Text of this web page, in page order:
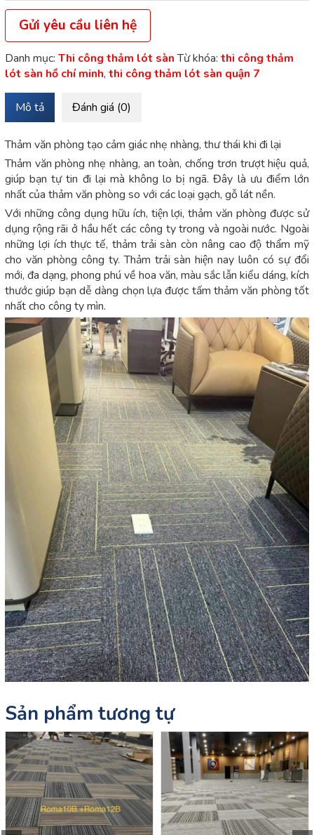
Gửi yêu cầu liên hệ
Danh mục: Thi công thảm lót sàn Từ khóa: thi công thảm
lót sàn hồ chí minh, thi công thảm lót sàn quận 7
Mô tả Đánh giá (0)
Thảm văn phòng tạo cảm giác nhẹ nhàng, thư thái khi đi lại
Thảm văn phòng nhẹ nhàng, an toàn, chống trơn trượt hiệu quả,
giúp bạn tự tin đi lại mà không lo bị ngã. Đây là ưu điểm lớn
nhất của thảm văn phòng so với các loại gạch, gỗ lát nền.
Với những công dụng hữu ích, tiện lợi, thảm văn phòng được sử
dụng rộng rãi ở hầu hết các công ty trong và ngoài nước. Ngoài
những lợi ích thực tế, thảm trải sàn còn nâng cao độ thẩm mỹ
cho văn phòng công ty. Thảm trải sàn hiện nay luôn có sự đổi
mới, đa dạng, phong phú về hoa văn, màu sắc lẫn kiểu dáng, kích
thước giúp bạn dễ dàng chọn lựa được tấm thảm văn phòng tốt
nhất cho công ty mìn.
Sản phẩm tương tự